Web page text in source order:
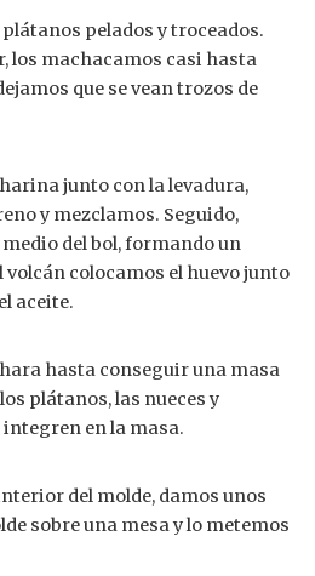
pelados y troceados.
los machacamos casi hasta
que se vean trozos de
junto con la levadura,
y mezclamos. Seguido,
del bol, formando un
volcán colocamos el huevo junto
aceite.
hasta conseguir una masa
plátanos, las nueces y
en la masa.
del molde, damos unos
sobre una mesa y lo metemos